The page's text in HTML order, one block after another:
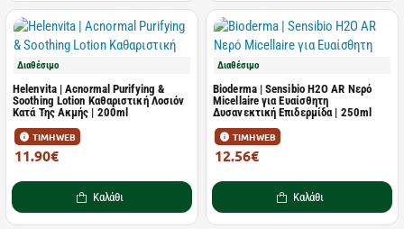
Διαθέσιμο
Helenvita | Acnormal Purifying &
Soothing Lotion Καθαριστική Λοσιόν
Κατά Της Ακμής | 200ml
ΤΙΜΗ WEB
11.90€
Καλάθι
Διαθέσιμο
Bioderma | Sensibio H2O AR Νερό
Micellaire για Ευαίσθητη
Δυσανεκτική Επιδερμίδα | 250ml
ΤΙΜΗ WEB
12.56€
Καλάθι